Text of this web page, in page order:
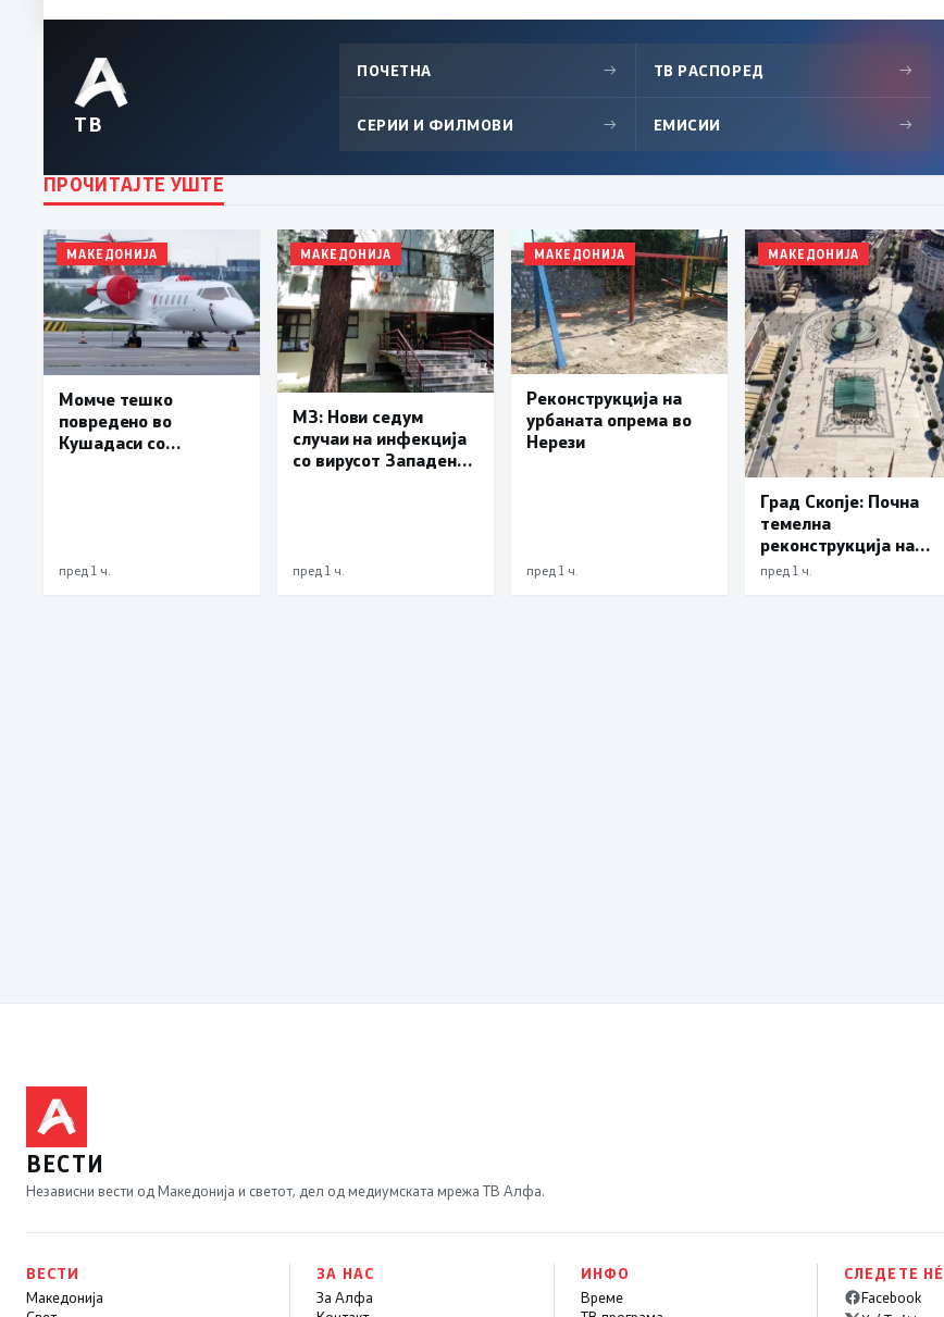
ТВ
ПОЧЕТНА → ТВ РАСПОРЕД →
СЕРИИ И ФИЛМОВИ → ЕМИСИИ →
ПРОЧИТАЈТЕ УШТЕ
МАКЕДОНИЈА
Момче тешко
повредено во
Кушадаси со
пред 1 ч.
МАКЕДОНИЈА
МЗ: Нови седум
случаи на инфекција
со вирусот Западен
пред 1 ч.
МАКЕДОНИЈА
Реконструкција на
урбаната опрема во
Нерези
пред 1 ч.
МАКЕДОНИЈА
Град Скопје: Почна
темелна
реконструкција на
еден од симболите на
пред 1 ч.
ВЕСТИ
Независни вести од Македонија и светот, дел од медиумската мрежа ТВ Алфа.
ВЕСТИ
Македонија
ЗА НАС
За Алфа
ИНФО
Време
СЛЕДЕТЕ НÉ
Facebook